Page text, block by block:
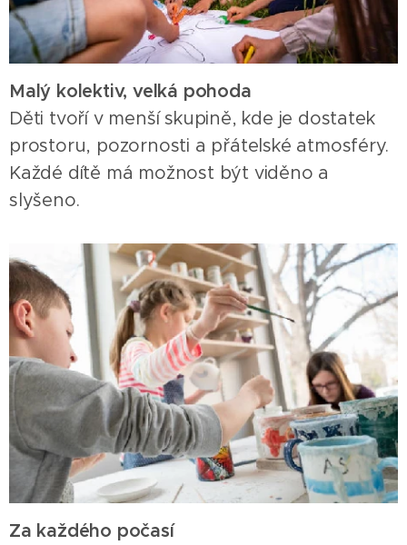
Malý kolektiv, velká pohoda
Děti tvoří v menší skupině, kde je dostatek
prostoru, pozornosti a přátelské atmosféry.
Každé dítě má možnost být viděno a
slyšeno.
Za každého počasí